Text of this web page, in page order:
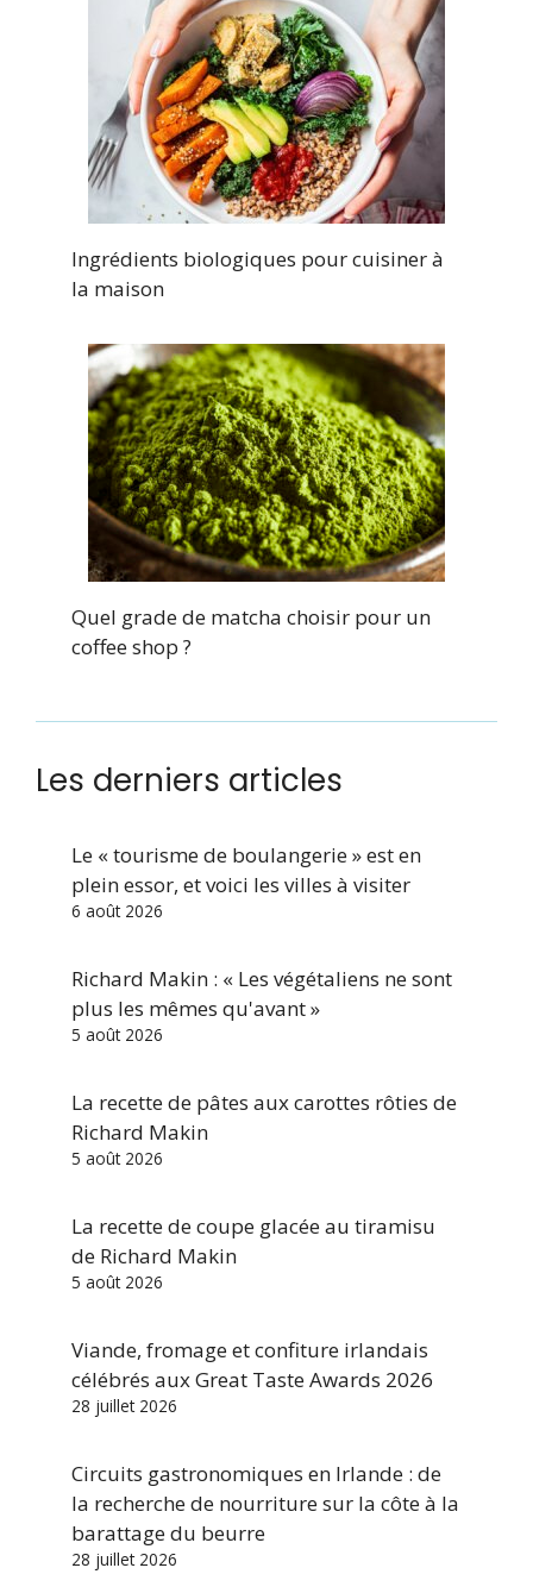
Ingrédients biologiques pour cuisiner à
la maison
Quel grade de matcha choisir pour un
coffee shop ?
Les derniers articles
Le « tourisme de boulangerie » est en
plein essor, et voici les villes à visiter
6 août 2026
Richard Makin : « Les végétaliens ne sont
plus les mêmes qu'avant »
5 août 2026
La recette de pâtes aux carottes rôties de
Richard Makin
5 août 2026
La recette de coupe glacée au tiramisu
de Richard Makin
5 août 2026
Viande, fromage et confiture irlandais
célébrés aux Great Taste Awards 2026
28 juillet 2026
Circuits gastronomiques en Irlande : de
la recherche de nourriture sur la côte à la
barattage du beurre
28 juillet 2026